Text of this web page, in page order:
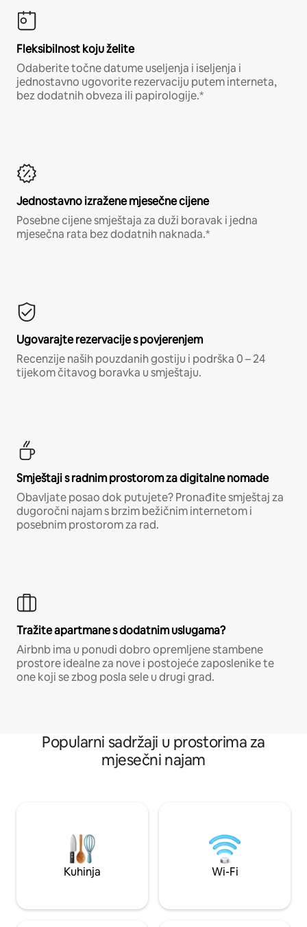
Fleksibilnost koju želite
Odaberite točne datume useljenja i iseljenja i
jednostavno ugovorite rezervaciju putem interneta,
bez dodatnih obveza ili papirologije.*
Jednostavno izražene mjesečne cijene
Posebne cijene smještaja za duži boravak i jedna
mjesečna rata bez dodatnih naknada.*
Ugovarajte rezervacije s povjerenjem
Recenzije naših pouzdanih gostiju i podrška 0 – 24
tijekom čitavog boravka u smještaju.
Smještaji s radnim prostorom za digitalne nomade
Obavljate posao dok putujete? Pronađite smještaj za
dugoročni najam s brzim bežičnim internetom i
posebnim prostorom za rad.
Tražite apartmane s dodatnim uslugama?
Airbnb ima u ponudi dobro opremljene stambene
prostore idealne za nove i postojeće zaposlenike te
one koji se zbog posla sele u drugi grad.
Popularni sadržaji u prostorima za
mjesečni najam
Kuhinja Wi-Fi